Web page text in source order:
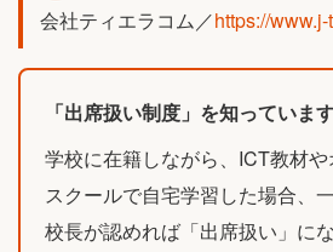
会社ティエラコム／https://
「出席扱い制度」を知っていま
学校に在籍しながら、ICT教材
スクールで自宅学習した場合、
校長が認めれば「出席扱い」に